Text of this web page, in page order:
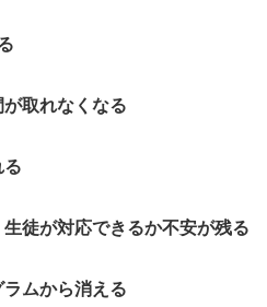
取れなくなる
る
徒が対応できるか不安が残る
ムから消える